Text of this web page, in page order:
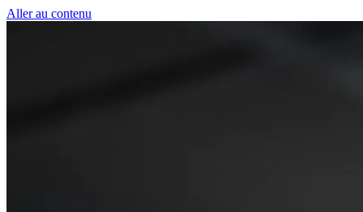
Aller au contenu
Panneau de gestion des cookies